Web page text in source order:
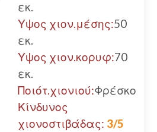
εκ.
Υψος χιον.μέσης:50
εκ.
Υψος χιον.κορυφ:70
εκ.
Ποιότ.χιονιού:Φρέσκο
Κίνδυνος
χιονοστιβάδας: 3/5